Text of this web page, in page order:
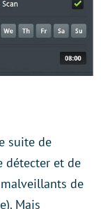
suite de
détecter et de
de
Mais